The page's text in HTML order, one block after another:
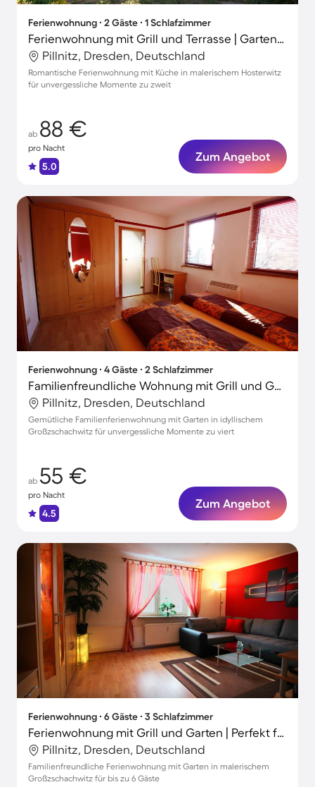
Ferienwohnung ∙ 2 Gäste ∙ 1 Schlafzimmer
Ferienwohnung mit Grill und Terrasse | Gartenblick
Pillnitz, Dresden, Deutschland
Romantische Ferienwohnung mit Küche in malerischem Hosterwitz
für unvergessliche Momente zu zweit
ab 88 €
pro Nacht
5.0
Zum Angebot
Ferienwohnung ∙ 4 Gäste ∙ 2 Schlafzimmer
Familienfreundliche Wohnung mit Grill und Garten | Perfekt für die Arbeit von Zuhause
Pillnitz, Dresden, Deutschland
Gemütliche Familienferienwohnung mit Garten in idyllischem
Großzschachwitz für unvergessliche Momente zu viert
ab 55 €
pro Nacht
4.5
Zum Angebot
Ferienwohnung ∙ 6 Gäste ∙ 3 Schlafzimmer
Ferienwohnung mit Grill und Garten | Perfekt für die Arbeit von Zuhause
Pillnitz, Dresden, Deutschland
Familienfreundliche Ferienwohnung mit Garten in malerischem
Großzschachwitz für bis zu 6 Gäste